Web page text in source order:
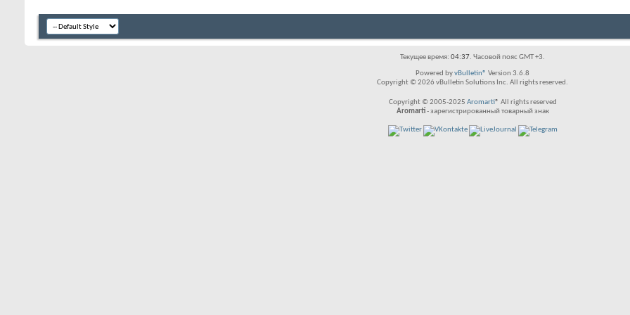
Текущее время: 04:37. Часовой пояс GMT +3.
Powered byvBulletin® Version 3.6.8
Copyright © 2026 vBulletin Solutions Inc. All rights reserved.
Copyright © 2005-2025 Aromarti® All rights reserved
Aromarti- зарегистрированный товарный знак